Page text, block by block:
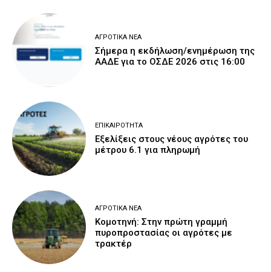
ΑΓΡΟΤΙΚΆ ΝΈΑ
Σήμερα η εκδήλωση/ενημέρωση της
ΑΑΔΕ για το ΟΣΔΕ 2026 στις 16:00
ΕΠΙΚΑΙΡΌΤΗΤΑ
Εξελίξεις στους νέους αγρότες του
μέτρου 6.1 για πληρωμή
ΑΓΡΟΤΙΚΆ ΝΈΑ
Κομοτηνή: Στην πρώτη γραμμή
πυροπροστασίας οι αγρότες με
τρακτέρ